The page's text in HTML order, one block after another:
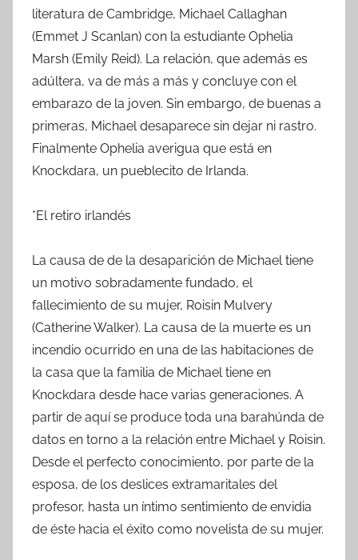
literatura de Cambridge, Michael Callaghan
(Emmet J Scanlan) con la estudiante Ophelia
Marsh (Emily Reid). La relación, que además es
adúltera, va de más a más y concluye con el
embarazo de la joven. Sin embargo, de buenas a
primeras, Michael desaparece sin dejar ni rastro.
Finalmente Ophelia averigua que está en
Knockdara, un pueblecito de Irlanda.
*El retiro irlandés
La causa de de la desaparición de Michael tiene
un motivo sobradamente fundado, el
fallecimiento de su mujer, Roisin Mulvery
(Catherine Walker). La causa de la muerte es un
incendio ocurrido en una de las habitaciones de
la casa que la familia de Michael tiene en
Knockdara desde hace varias generaciones. A
partir de aquí se produce toda una barahúnda de
datos en torno a la relación entre Michael y Roisin.
Desde el perfecto conocimiento, por parte de la
esposa, de los deslices extramaritales del
profesor, hasta un íntimo sentimiento de envidia
de éste hacia el éxito como novelista de su mujer.